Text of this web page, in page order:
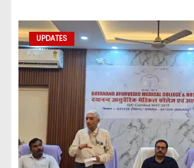
UPDATES